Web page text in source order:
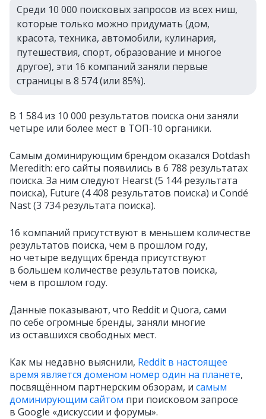
Среди 10 000 поисковых запросов из всех ниш,
которые только можно придумать (дом,
красота, техника, автомобили, кулинария,
путешествия, спорт, образование и многое
другое), эти 16 компаний заняли первые
страницы в 8 574 (или 85%).
В 1 584 из 10 000 результатов поиска они заняли
четыре или более мест в ТОП‑10 органики.
Самым доминирующим брендом оказался Dotdash
Meredith: его сайты появились в 6 788 результатах
поиска. За ним следуют Hearst (5 144 результата
поиска), Future (4 408 результатов поиска) и Condé
Nast (3 734 результата поиска).
16 компаний присутствуют в меньшем количестве
результатов поиска, чем в прошлом году,
но четыре ведущих бренда присутствуют
в большем количестве результатов поиска,
чем в прошлом году.
Данные показывают, что Reddit и Quora, сами
по себе огромные бренды, заняли многие
из оставшихся свободных мест.
Как мы недавно выяснили, Reddit в настоящее
время является доменом номер один на планете,
посвящённом партнерским обзорам, и самым
доминирующим сайтом при поисковом запросе
в Google «дискуссии и форумы».